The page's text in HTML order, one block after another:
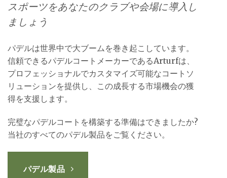
スポーツをあなたのクラブや会場に導入し
ましょう
パデルは世界中で大ブームを巻き起こしています。
信頼できるパデルコートメーカーであるArturfは、
プロフェッショナルでカスタマイズ可能なコートソ
リューションを提供し、この成長する市場機会の獲
得を支援します。
完璧なパデルコートを構築する準備はできましたか?
当社のすべてのパデル製品をご覧ください。
パデル製品